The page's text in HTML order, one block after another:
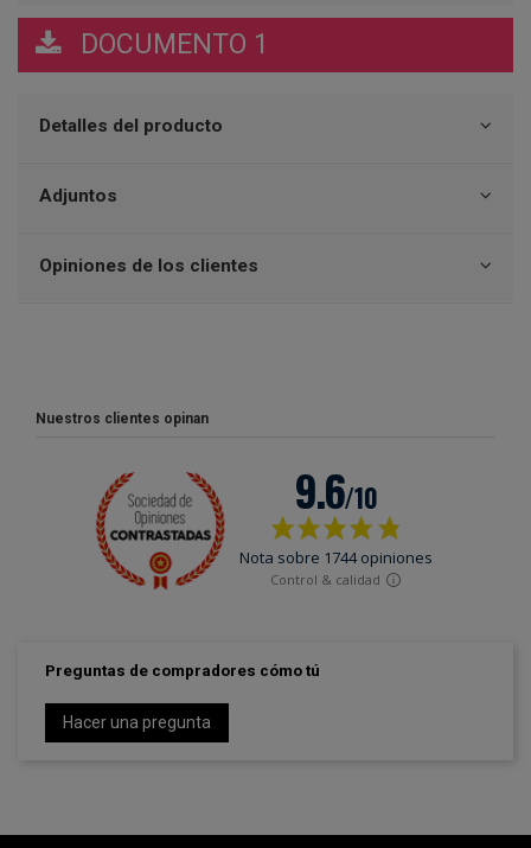
DOCUMENTO 1
Detalles del producto
Adjuntos
Opiniones de los clientes
Nuestros clientes opinan
Preguntas de compradores cómo tú
Hacer una pregunta